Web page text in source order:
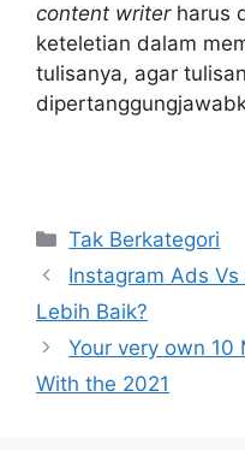
content writer harus
keteletian dalam
tulisanya, agar
Kategori
Tak Berkategori
Instagram Ads
Lebih Baik?
Your very own 10
With the 2021